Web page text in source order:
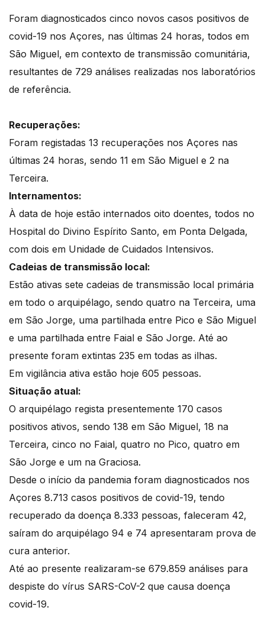
Foram diagnosticados cinco novos casos positivos de
covid-19 nos Açores, nas últimas 24 horas, todos em
São Miguel, em contexto de transmissão comunitária,
resultantes de 729 análises realizadas nos laboratórios
de referência.
Recuperações:
Foram registadas 13 recuperações nos Açores nas
últimas 24 horas, sendo 11 em São Miguel e 2 na
Terceira.
Internamentos:
À data de hoje estão internados oito doentes, todos no
Hospital do Divino Espírito Santo, em Ponta Delgada,
com dois em Unidade de Cuidados Intensivos.
Cadeias de transmissão local:
Estão ativas sete cadeias de transmissão local primária
em todo o arquipélago, sendo quatro na Terceira, uma
em São Jorge, uma partilhada entre Pico e São Miguel
e uma partilhada entre Faial e São Jorge. Até ao
presente foram extintas 235 em todas as ilhas.
Em vigilância ativa estão hoje 605 pessoas.
Situação atual:
O arquipélago regista presentemente 170 casos
positivos ativos, sendo 138 em São Miguel, 18 na
Terceira, cinco no Faial, quatro no Pico, quatro em
São Jorge e um na Graciosa.
Desde o início da pandemia foram diagnosticados nos
Açores 8.713 casos positivos de covid-19, tendo
recuperado da doença 8.333 pessoas, faleceram 42,
saíram do arquipélago 94 e 74 apresentaram prova de
cura anterior.
Até ao presente realizaram-se 679.859 análises para
despiste do vírus SARS-CoV-2 que causa doença
covid-19.